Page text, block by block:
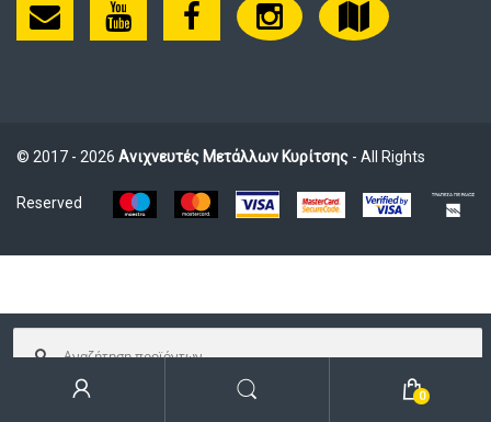
© 2017 - 2026 Ανιχνευτές Μετάλλων Κυρίτσης - All Rights
Reserved
Αναζήτηση
0